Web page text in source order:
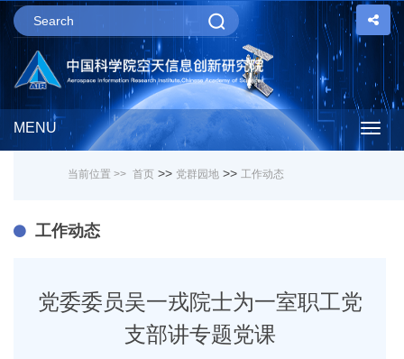
MENU
当前位置 >> 首页 >> 党群园地 >> 工作动态
工作动态
党委委员吴一戎院士为一室职工党
支部讲专题党课